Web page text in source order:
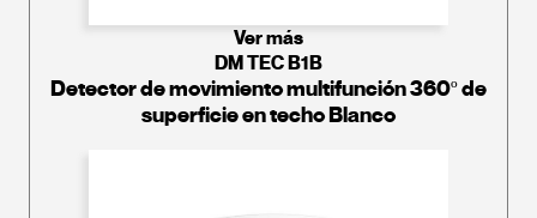
Ver más
DM TEC B1B
Detector de movimiento multifunción 360º de
superficie en techo Blanco